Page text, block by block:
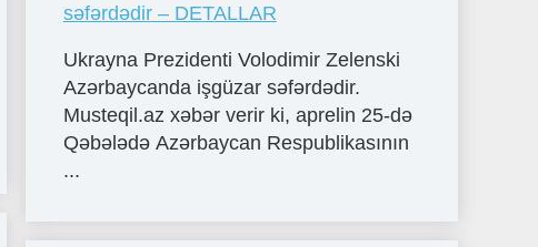
səfərdədir – DETALLAR
Ukrayna Prezidenti Volodimir Zelenski
Azərbaycanda işgüzar səfərdədir.
Musteqil.az xəbər verir ki, aprelin 25-də
Qəbələdə Azərbaycan Respublikasının
...